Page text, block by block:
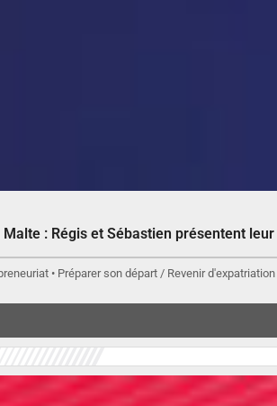
: Régis et Sébastien présentent
• Préparer son départ / Revenir d'expatriation